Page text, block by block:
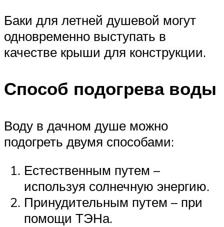
Баки для летней душевой могут
одновременно выступать в
качестве крыши для конструкции.
Способ подогрева воды
Воду в дачном душе можно
подогреть двумя способами:
Естественным путем –
используя солнечную энергию.
Принудительным путем – при
помощи ТЭНа.